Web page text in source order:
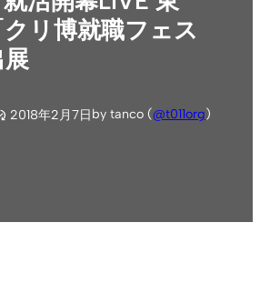
リ博就職フェス
2018年2月7日by tanco (@t011org)